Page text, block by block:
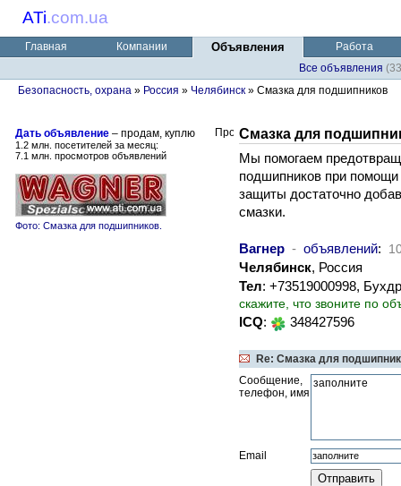
ATi.com.ua
Главная Компании Объявления
Работа
Все объявления
Безопасность, охрана » Россия » Челябинск » Смазка для подшипников
Дать объявление – продам, куплю
1.2 млн. посетителей за месяц:
7.1 млн. просмотров объявлений
Фото: Смазка для подшипников.
Смазка для
Мы помогаем
подшипников при
защиты достаточно
смазки.
Вагнер - объявлений:
Челябинск, Россия
Тел: +73519000998,
скажите, что звоните по
ICQ: 348427596
Re: Смазка для
Сообщение,
телефон, имя
Email